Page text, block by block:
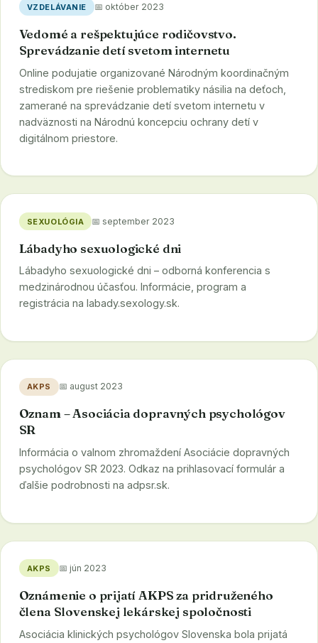
VZDELÁVANIE 📅 október 2023
Vedomé a rešpektujúce rodičovstvo.
Sprevádzanie detí svetom internetu
Online podujatie organizované Národným koordinačným
strediskom pre riešenie problematiky násilia na deťoch,
zamerané na sprevádzanie detí svetom internetu v
nadväznosti na Národnú koncepciu ochrany detí v
digitálnom priestore.
SEXUOLÓGIA 📅 september 2023
Lábadyho sexuologické dni
Lábadyho sexuologické dni – odborná konferencia s
medzinárodnou účasťou. Informácie, program a
registrácia na labady.sexology.sk.
AKPS 📅 august 2023
Oznam – Asociácia dopravných psychológov
SR
Informácia o valnom zhromaždení Asociácie dopravných
psychológov SR 2023. Odkaz na prihlasovací formulár a
ďalšie podrobnosti na adpsr.sk.
AKPS 📅 jún 2023
Oznámenie o prijatí AKPS za pridruženého
člena Slovenskej lekárskej spoločnosti
Asociácia klinických psychológov Slovenska bola prijatá